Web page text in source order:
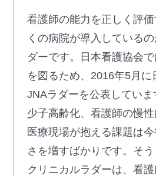
看護師の能力を正しく評
くの病院が導入している
ダーです。日本看護協会
を図るため、2016年5月
JNAラダーを公表していま
少子高齢化、看護師の慢性
医療現場が抱える課題は
さを増すばかりです。そう
クリニカルラダーは、看